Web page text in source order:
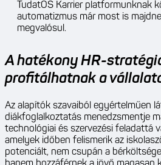
TudatOS Karrier platformunknak
automatizmus már most is
megvalósul.
A hatékony HR-
profitálhatnak a
Az alapítók szavaiból egyértelműen
diákfoglalkoztatás menedzsmentje
technológiai és szervezési feladattá
amelyek időben felismerik az
potenciált, nem csupán a